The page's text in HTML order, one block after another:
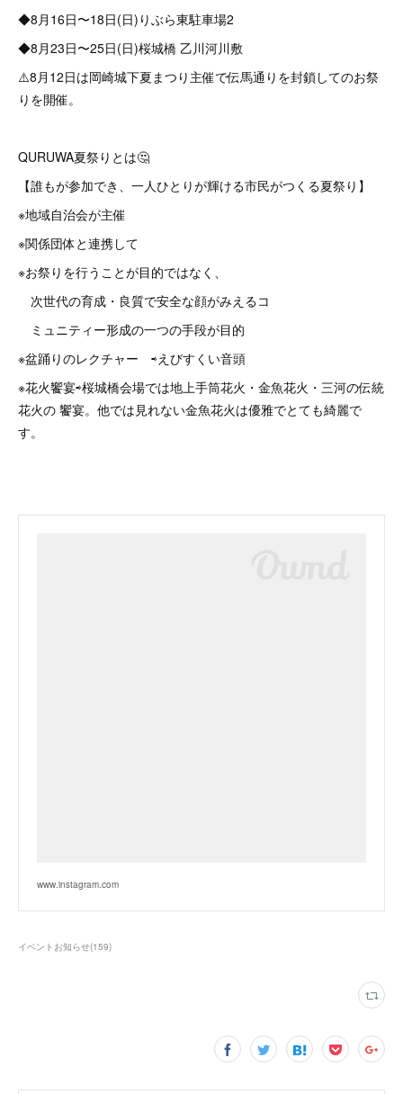
◆8月16日〜18日(日)りぶら東駐車場2
◆8月23日〜25日(日)桜城橋 乙川河川敷
⚠️8月12日は岡崎城下夏まつり主催で伝馬通りを封鎖してのお祭
りを開催。
QURUWA夏祭りとは🤔
【誰もが参加でき、一人ひとりが輝ける市民がつくる夏祭り】
※地域自治会が主催
※関係団体と連携して
※お祭りを行うことが目的ではなく、
次世代の育成・良質で安全な顔がみえるコ
ミュニティー形成の一つの手段が目的
※盆踊りのレクチャー ⇨えびすくい音頭
※花火饗宴⇨桜城橋会場では地上手筒花火・金魚花火・三河の伝統
花火の 饗宴。他では見れない金魚花火は優雅でとても綺麗で
す。
www.instagram.com
イベントお知らせ(159)